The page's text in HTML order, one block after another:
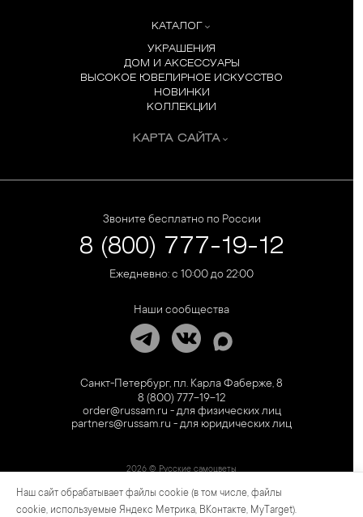
КАТАЛОГ
УКРАШЕНИЯ
ДОМ И АКСЕССУАРЫ
ВЫСОКОЕ ЮВЕЛИРНОЕ ИСКУССТВО
НОВИНКИ
КОЛЛЕКЦИИ
КАРТА САЙТА
Звоните бесплатно по России
8 (800) 777-19-12
Ежедневно: с 10:00 до 22:00
Наши сообщества
Санкт-Петербург, пл. Карла Фаберже, 8
8 (800) 777-19-12
order@russam.ru - для физических лиц
partners@russam.ru - для юридических лиц
2026 © Русские самоцветы
Предложение не является публичной офертой. Цены на сайте и в розничной сети
могут отличаться. Информация на сайте о товаре носит рекламный характер и
Наш сайт обрабатывает файлы cookie (в том числе, файлы
cookie, используемые Яндекс Метрика, ВКонтакте, MyTarget).